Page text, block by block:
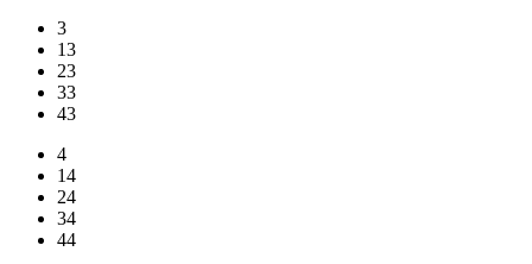
3
13
23
33
43
4
14
24
34
44